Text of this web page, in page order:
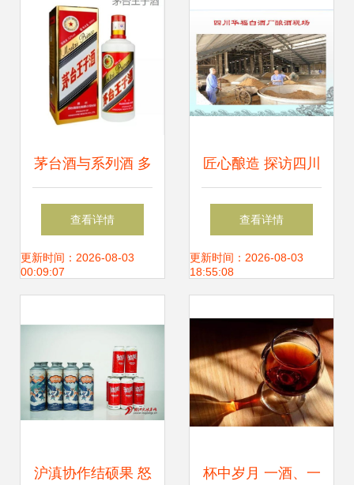
茅台酒与系列酒 多
元战略下子公司的
产品布局
查看详情
更新时间：2026-08-03
00:09:07
匠心酿造 探访四川
华福白酒厂的生产
现场
查看详情
更新时间：2026-08-03
18:55:08
沪滇协作结硕果 怒 杯中岁月 一酒、一